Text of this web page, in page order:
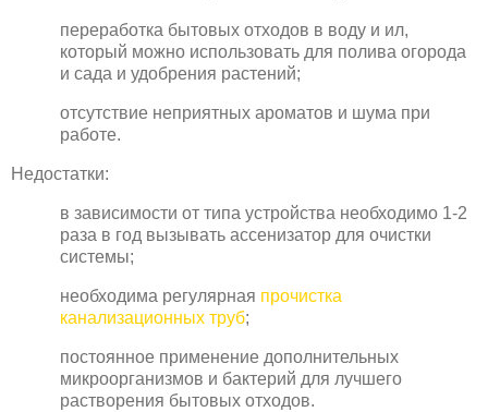
переработка бытовых отходов в воду и ил,
который можно использовать для полива огорода
и сада и удобрения растений;
отсутствие неприятных ароматов и шума при
работе.
Недостатки:
в зависимости от типа устройства необходимо 1-2
раза в год вызывать ассенизатор для очистки
системы;
необходима регулярная прочистка
канализационных труб;
постоянное применение дополнительных
микроорганизмов и бактерий для лучшего
растворения бытовых отходов.